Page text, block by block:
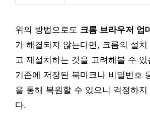
위의 방법으로도 크롬 브라우저 업
가 해결되지 않는다면, 크롬의 설
고 재설치하는 것을 고려해볼 수
기존에 저장된 북마크나 비밀번호
을 통해 복원할 수 있으니 걱정하지
다.